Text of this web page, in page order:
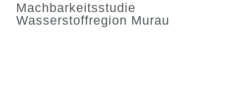
Machbarkeitsstudie
Wasserstoffregion Murau